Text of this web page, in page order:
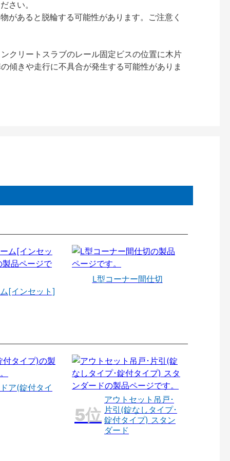
さい。
あると脱輪する可能性があります。ご注意く
クリートスラブのレール固定ビスの位置に木片
傾きや走行に不具合が発生する可能性がありま
[インセット]
L型コーナー間仕切
ア(錠付タイ
アウトセット吊戸･
片引(錠なしタイプ･
錠付タイプ) スタン
ダード